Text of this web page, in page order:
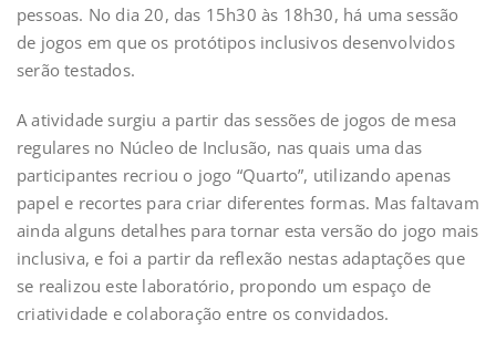
pessoas. No dia 20, das 15h30 às 18h30, há uma sessão
de jogos em que os protótipos inclusivos desenvolvidos
serão testados.
A atividade surgiu a partir das sessões de jogos de mesa
regulares no Núcleo de Inclusão, nas quais uma das
participantes recriou o jogo “Quarto”, utilizando apenas
papel e recortes para criar diferentes formas. Mas faltavam
ainda alguns detalhes para tornar esta versão do jogo mais
inclusiva, e foi a partir da reflexão nestas adaptações que
se realizou este laboratório, propondo um espaço de
criatividade e colaboração entre os convidados.